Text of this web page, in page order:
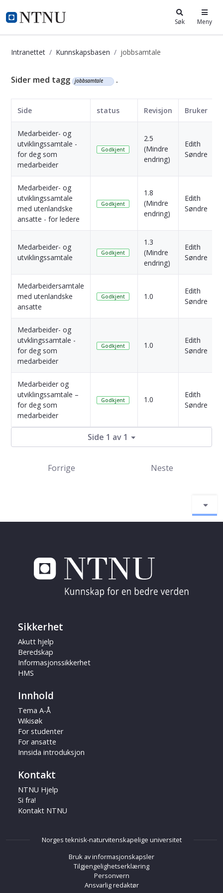
i.ntnu.no Søk Meny
Intranettet Kunnskapsbasen jobbsamtale
Kunnskapsbasen
Sider med tagg jobbsamtale .
Side status Revisjon Bruker
Medarbeider- og
utviklingssamtale -
for deg som
medarbeider
Godkjent
2.5
(Mindre
endring)
Edith
Søndre
Medarbeider- og
utviklingssamtale
med utenlandske
ansatte - for ledere
Godkjent
1.8
(Mindre
endring)
Edith
Søndre
Medarbeider- og
utviklingssamtale
Godkjent
1.3
(Mindre
endring)
Edith
Søndre
Medarbeidersamtale
med utenlandske
ansatte
Godkjent 1.0
Edith
Søndre
Medarbeider- og
utvklingssamtale -
for deg som
medarbeider
Godkjent 1.0
Edith
Søndre
Medarbeider og
utviklingssamtale –
for deg som
medarbeider
Godkjent 1.0
Edith
Søndre
Side 1 av 1
Forrige Neste
Sikkerhet
Akutt hjelp
Beredskap
Informasjonssikkerhet
HMS
Innhold
Tema A-Å
Wikisøk
For studenter
For ansatte
Innsida introduksjon
Kontakt
NTNU Hjelp
Si fra!
Kontakt NTNU
Norges teknisk-naturvitenskapelige universitet
Bruk av informasjonskapsler
Tilgjengelighetserklæring
Personvern
Ansvarlig redaktør